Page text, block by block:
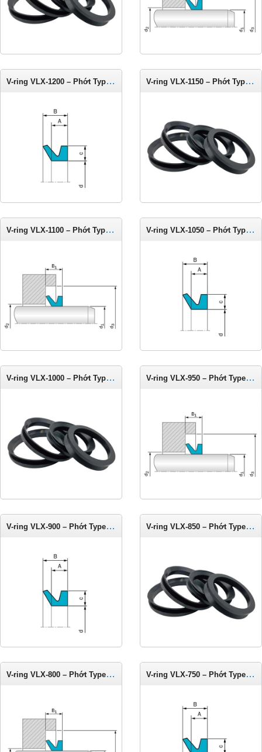
V-ring VLX-1200 – Phớt Type LX cho trục 1175-1225 mm V-ring VLX-1150 – Phớt Type LX cho trục 1125-1175 mm
V-ring VLX-1100 – Phớt Type LX cho trục 1075-1125 mm V-ring VLX-1050 – Phớt Type LX cho trục 1025-1075 mm
V-ring VLX-1000 – Phớt Type LX cho trục 975-1025 mm V-ring VLX-950 – Phớt Type LX cho trục 925-975 mm
V-ring VLX-900 – Phớt Type LX cho trục 875-925 mm V-ring VLX-850 – Phớt Type LX cho trục 825-875 mm
V-ring VLX-800 – Phớt Type LX cho trục 775-825 mm V-ring VLX-750 – Phớt Type LX cho trục 740-775 mm